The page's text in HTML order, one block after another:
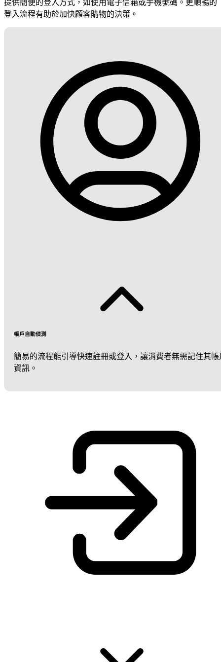
提供簡便的登入方式，如使用電子信箱或手機號碼。更順暢的
登入流程有助於加快顧客購物的決策。
帳戶自動偵測
簡易的流程能引導快速註冊或登入，讓消費者無需記住其帳
資訊。